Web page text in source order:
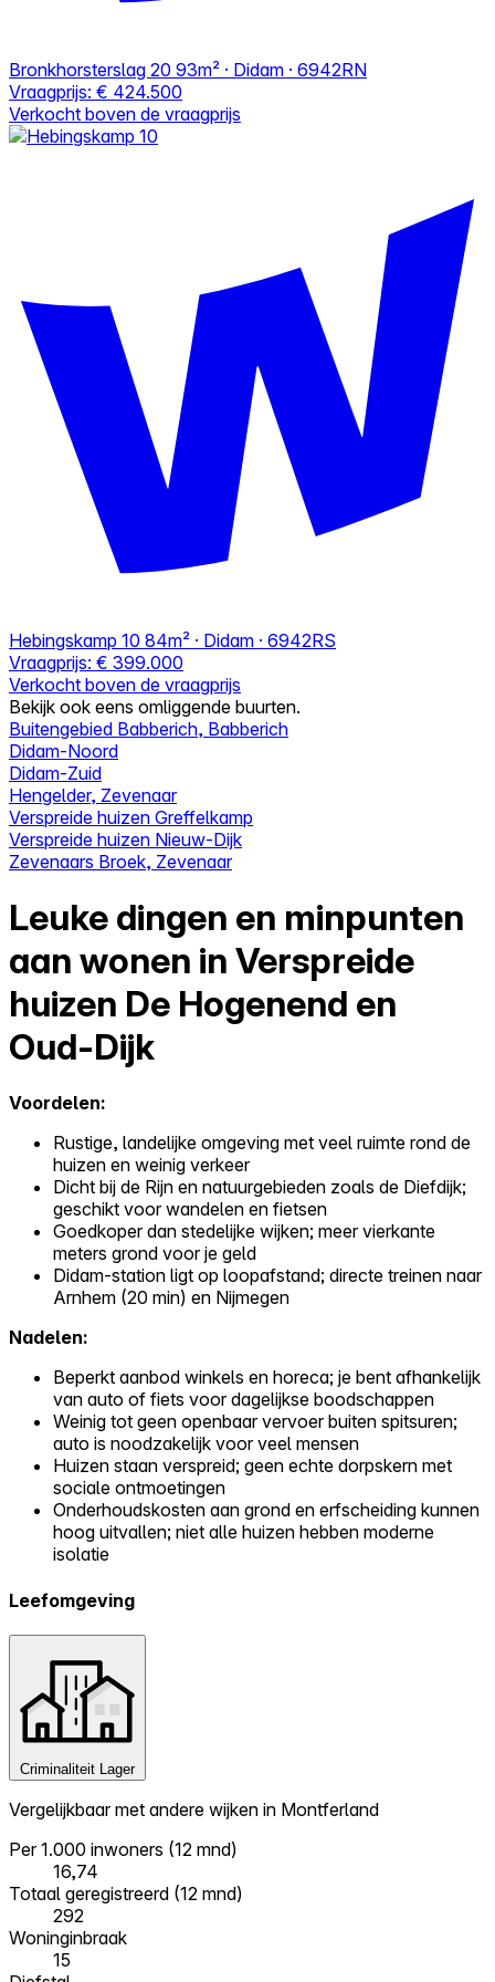
Bronkhorsterslag 20 93m² · Didam · 6942RN
Vraagprijs: € 424.500
Verkocht boven de vraagprijs
Hebingskamp 10 84m² · Didam · 6942RS
Vraagprijs: € 399.000
Verkocht boven de vraagprijs
Bekijk ook eens omliggende buurten.
Buitengebied Babberich, Babberich
Didam-Noord
Didam-Zuid
Hengelder, Zevenaar
Verspreide huizen Greffelkamp
Verspreide huizen Nieuw-Dijk
Zevenaars Broek, Zevenaar
Leuke dingen en minpunten
aan wonen in Verspreide
huizen De Hogenend en
Oud-Dijk
Voordelen:
Rustige, landelijke omgeving met veel ruimte rond de
huizen en weinig verkeer
Dicht bij de Rijn en natuurgebieden zoals de Diefdijk;
geschikt voor wandelen en fietsen
Goedkoper dan stedelijke wijken; meer vierkante
meters grond voor je geld
Didam-station ligt op loopafstand; directe treinen naar
Arnhem (20 min) en Nijmegen
Nadelen:
Beperkt aanbod winkels en horeca; je bent afhankelijk
van auto of fiets voor dagelijkse boodschappen
Weinig tot geen openbaar vervoer buiten spitsuren;
auto is noodzakelijk voor veel mensen
Huizen staan verspreid; geen echte dorpskern met
sociale ontmoetingen
Onderhoudskosten aan grond en erfscheiding kunnen
hoog uitvallen; niet alle huizen hebben moderne
isolatie
Leefomgeving
Criminaliteit Lager
Vergelijkbaar met andere wijken in Montferland
Per 1.000 inwoners (12 mnd)
16,74
Totaal geregistreerd (12 mnd)
292
Woninginbraak
15